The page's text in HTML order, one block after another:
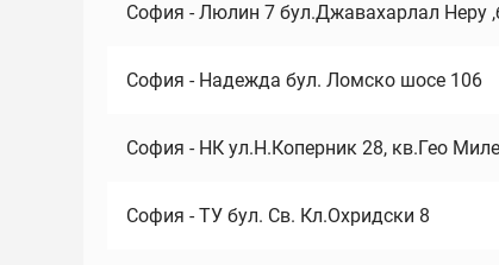
София - Люлин 7 бул.Джавахарлал Неру
София - Надежда бул. Ломско шосе 106
София - НК ул.Н.Коперник 28, кв.Гео
София - ТУ бул. Св. Кл.Охридски 8